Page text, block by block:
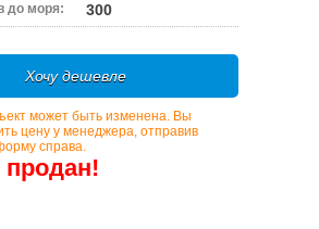
до моря: 300
Хочу дешевле
может быть изменена. Вы
цену у менеджера, отправив
справа.